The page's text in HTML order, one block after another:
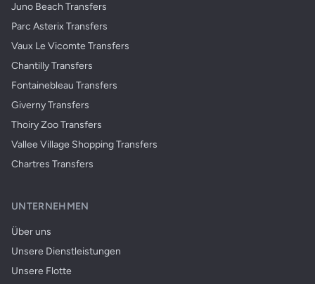
Juno Beach Transfers
Parc Asterix Transfers
Vaux Le Vicomte Transfers
Chantilly Transfers
Fontainebleau Transfers
Giverny Transfers
Thoiry Zoo Transfers
Vallee Village Shopping Transfers
Chartres Transfers
UNTERNEHMEN
Über uns
Unsere Dienstleistungen
Unsere Flotte